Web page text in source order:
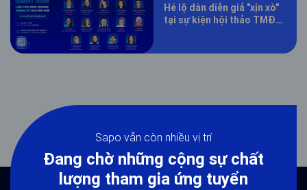
Hé lộ dàn diễn giả "xịn xò"
tại sự kiện hội thảo TMĐT
Sapo vẫn còn nhiều vị trí
Đang chờ những cộng sự chất
lượng tham gia ứng tuyển